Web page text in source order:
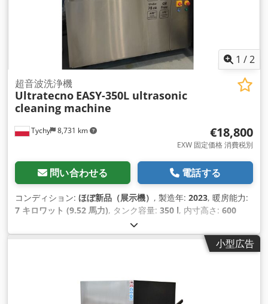
1 /2
Tychy 8,731 km
超音波洗浄機
Ultratecno EASY-350L ultrasonic
cleaning machine
€18,800
EXW 固定価格 消費税別
問い合わせる 電話する
コンディション: ほぼ新品（展示機） , 製造年: 2023, 暖房能力:
7 キロワット (9.52 馬力), タンク容量: 350 l, 内寸高さ: 600
, 内寸幅:650 mm
力周波数:28,000 ヘルツ, 高出力超音波洗浄機 Ultratecno
EASY-350L。 ポーランドの代理店がプレゼンテーションや展示
浄機製造の経験に裏打ちされた、最高品質の部品といくつかの
革新的なソリューション。最大荷重125kg（最大静 荷重
小型広告